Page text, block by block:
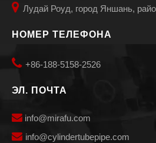
 Лудай Роуд, город Яншань,
НОМЕР ТЕЛЕФОНА
 +86-188-5158-2526
ЭЛ. ПОЧТА
 info@mirafu.com
 info@cylindertubepipe.com